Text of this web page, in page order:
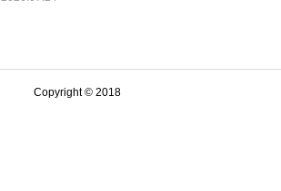
Copyright © 2018